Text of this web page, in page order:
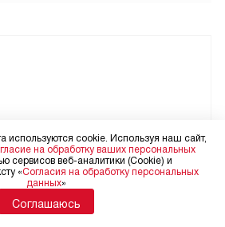
используются cookie. Используя наш сайт,
на обработку ваших персональных
сервисов веб-аналитики (Cookie) и
«Согласия на обработку персональных
данных»
Соглашаюсь